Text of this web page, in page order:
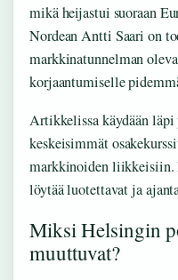
mikä heijastui suoraan
Nordean Antti Saari on
markkinatunnelman
korjaantumiselle
Artikkelissa käydään
keskeisimmät
markkinoiden liikkeisiin.
löytää luotettavat ja
Miksi Helsingin
muuttuvat?